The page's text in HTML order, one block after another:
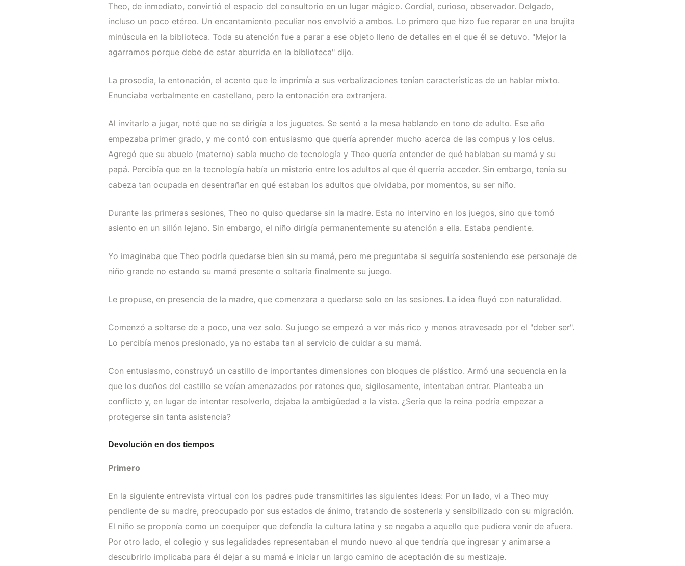
Theo, de inmediato, convirtió el espacio del consultorio en un lugar mágico. Cordial, curioso, observador. Delgado,
incluso un poco etéreo. Un encantamiento peculiar nos envolvió a ambos. Lo primero que hizo fue reparar en una brujita
minúscula en la biblioteca. Toda su atención fue a parar a ese objeto lleno de detalles en el que él se detuvo. "Mejor la
agarramos porque debe de estar aburrida en la biblioteca" dijo.
La prosodia, la entonación, el acento que le imprimía a sus verbalizaciones tenían características de un hablar mixto.
Enunciaba verbalmente en castellano, pero la entonación era extranjera.
Al invitarlo a jugar, noté que no se dirigía a los juguetes. Se sentó a la mesa hablando en tono de adulto. Ese año
empezaba primer grado, y me contó con entusiasmo que quería aprender mucho acerca de las compus y los celus.
Agregó que su abuelo (materno) sabía mucho de tecnología y Theo quería entender de qué hablaban su mamá y su
papá. Percibía que en la tecnología había un misterio entre los adultos al que él querría acceder. Sin embargo, tenía su
cabeza tan ocupada en desentrañar en qué estaban los adultos que olvidaba, por momentos, su ser niño.
Durante las primeras sesiones, Theo no quiso quedarse sin la madre. Esta no intervino en los juegos, sino que tomó
asiento en un sillón lejano. Sin embargo, el niño dirigía permanentemente su atención a ella. Estaba pendiente.
Yo imaginaba que Theo podría quedarse bien sin su mamá, pero me preguntaba si seguiría sosteniendo ese personaje de
niño grande no estando su mamá presente o soltaría finalmente su juego.
Le propuse, en presencia de la madre, que comenzara a quedarse solo en las sesiones. La idea fluyó con naturalidad.
Comenzó a soltarse de a poco, una vez solo. Su juego se empezó a ver más rico y menos atravesado por el "deber ser".
Lo percibía menos presionado, ya no estaba tan al servicio de cuidar a su mamá.
Con entusiasmo, construyó un castillo de importantes dimensiones con bloques de plástico. Armó una secuencia en la
que los dueños del castillo se veían amenazados por ratones que, sigilosamente, intentaban entrar. Planteaba un
conflicto y, en lugar de intentar resolverlo, dejaba la ambigüedad a la vista. ¿Sería que la reina podría empezar a
protegerse sin tanta asistencia?
Devolución en dos tiempos
Primero
En la siguiente entrevista virtual con los padres pude transmitirles las siguientes ideas: Por un lado, vi a Theo muy
pendiente de su madre, preocupado por sus estados de ánimo, tratando de sostenerla y sensibilizado con su migración.
El niño se proponía como un coequiper que defendía la cultura latina y se negaba a aquello que pudiera venir de afuera.
Por otro lado, el colegio y sus legalidades representaban el mundo nuevo al que tendría que ingresar y animarse a
descubrirlo implicaba para él dejar a su mamá e iniciar un largo camino de aceptación de su mestizaje.